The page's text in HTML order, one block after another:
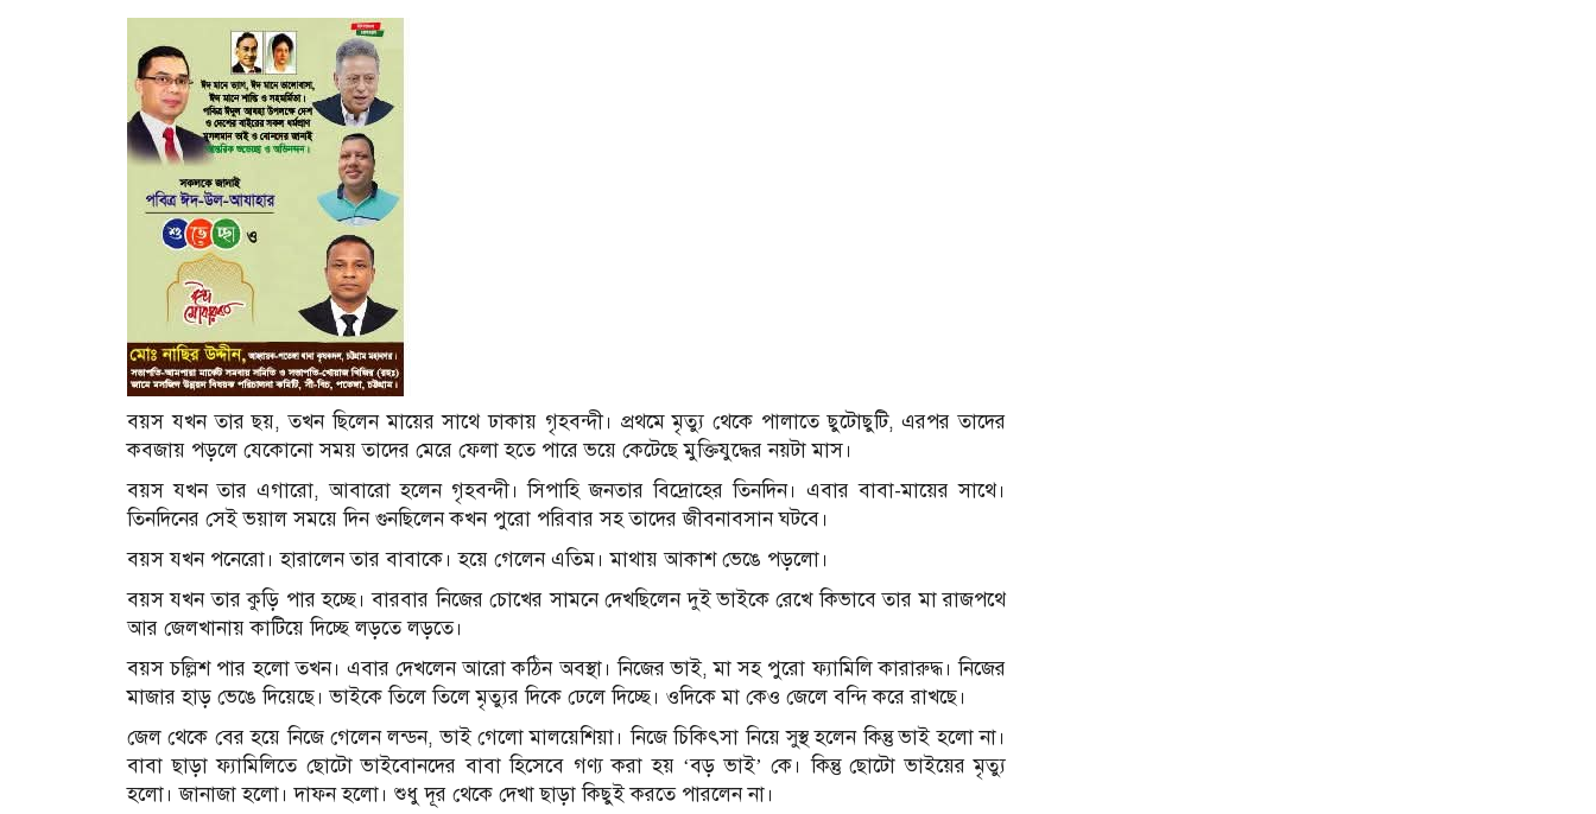
বয়স যখন তার ছয়, তখন ছিলেন মায়ের সাথে ঢাকায় গৃহবন্দী। প্রথমে মৃত্যু থেকে পালাতে ছুটোছুটি, এরপর তাদের
কবজায় পড়লে যেকোনো সময় তাদের মেরে ফেলা হতে পারে ভয়ে কেটেছে মুক্তিযুদ্ধের নয়টা মাস।
বয়স যখন তার এগারো, আবারো হলেন গৃহবন্দী। সিপাহি জনতার বিদ্রোহের তিনদিন। এবার বাবা-মায়ের সাথে।
তিনদিনের সেই ভয়াল সময়ে দিন গুনছিলেন কখন পুরো পরিবার সহ তাদের জীবনাবসান ঘটবে।
বয়স যখন পনেরো। হারালেন তার বাবাকে। হয়ে গেলেন এতিম। মাথায় আকাশ ভেঙে পড়লো।
বয়স যখন তার কুড়ি পার হচ্ছে। বারবার নিজের চোখের সামনে দেখছিলেন দুই ভাইকে রেখে কিভাবে তার মা রাজপথে
আর জেলখানায় কাটিয়ে দিচ্ছে লড়তে লড়তে।
বয়স চল্লিশ পার হলো তখন। এবার দেখলেন আরো কঠিন অবস্থা। নিজের ভাই, মা সহ পুরো ফ্যামিলি কারারুদ্ধ। নিজের
মাজার হাড় ভেঙে দিয়েছে। ভাইকে তিলে তিলে মৃত্যুর দিকে ঢেলে দিচ্ছে। ওদিকে মা কেও জেলে বন্দি করে রাখছে।
জেল থেকে বের হয়ে নিজে গেলেন লন্ডন, ভাই গেলো মালয়েশিয়া। নিজে চিকিৎসা নিয়ে সুস্থ হলেন কিন্তু ভাই হলো না।
বাবা ছাড়া ফ্যামিলিতে ছোটো ভাইবোনদের বাবা হিসেবে গণ্য করা হয় ‘বড় ভাই’ কে। কিন্তু ছোটো ভাইয়ের মৃত্যু
হলো। জানাজা হলো। দাফন হলো। শুধু দূর থেকে দেখা ছাড়া কিছুই করতে পারলেন না।